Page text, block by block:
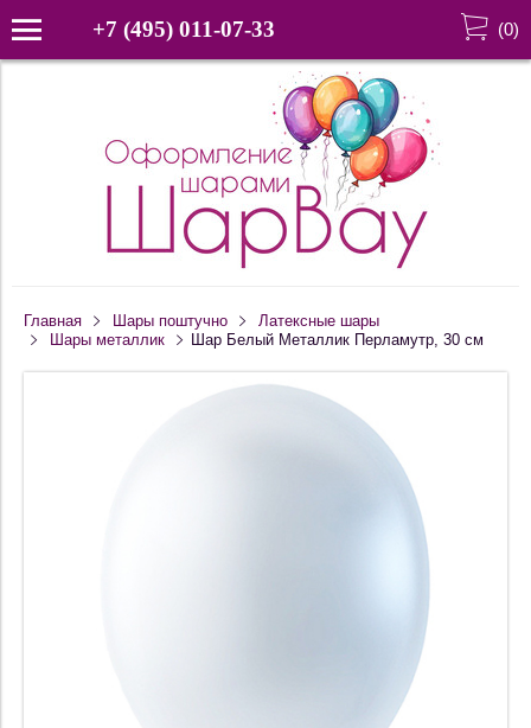
+7 (495) 011-07-33 (0)
Главная Шары поштучно
Латексные шары
Шары металлик
Шар Белый Металлик Перламутр, 30 см